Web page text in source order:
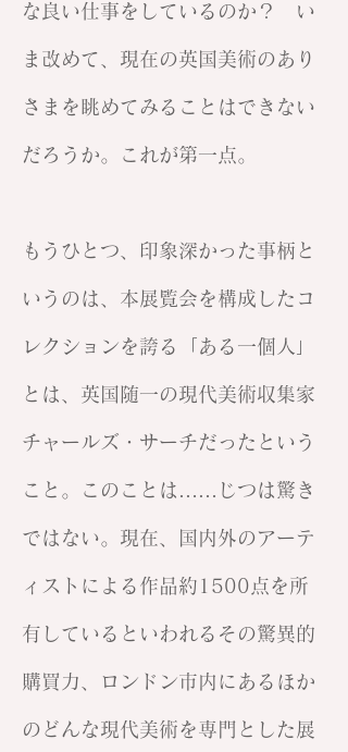
な良い仕事をしているのか？ い
ま改めて、現在の英国美術のあり
さまを眺めてみることはできない
だろうか。これが第一点。
もうひとつ、印象深かった事柄と
いうのは、本展覧会を構成したコ
レクションを誇る「ある一個人」
とは、英国随一の現代美術収集家
チャールズ・サーチだったという
こと。このことは……じつは驚き
ではない。現在、国内外のアーテ
ィストによる作品約1500点を所
有しているといわれるその驚異的
購買力、ロンドン市内にあるほか
のどんな現代美術を専門とした展